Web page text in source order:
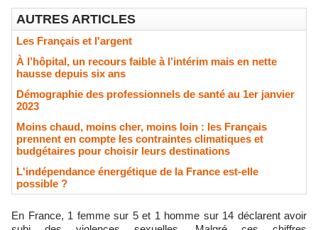
AUTRES ARTICLES
Les Français et l'argent
À l’hôpital, un recours faible à l’intérim mais en nette
hausse depuis six ans
Démographie des professionnels de santé au 1er janvier
2023
Moins chaud, moins cher, moins loin : les Français
prennent en compte les contraintes climatiques et
budgétaires pour choisir leurs destinations
L'indépendance énergétique de la France est-elle
possible ?
En France, 1 femme sur 5 et 1 homme sur 14 déclarent avoir